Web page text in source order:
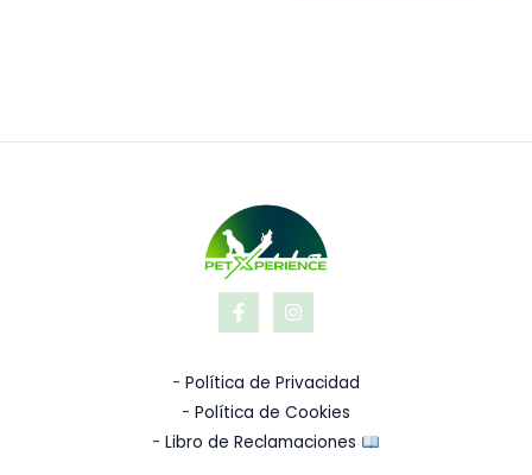
- Política de Privacidad
- Política de Cookies
-Libro de Reclamaciones